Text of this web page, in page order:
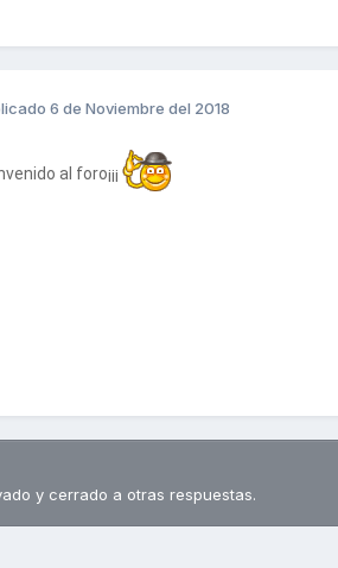
6 de Noviembre del 2018
al foro¡¡¡
y cerrado a otras respuestas.